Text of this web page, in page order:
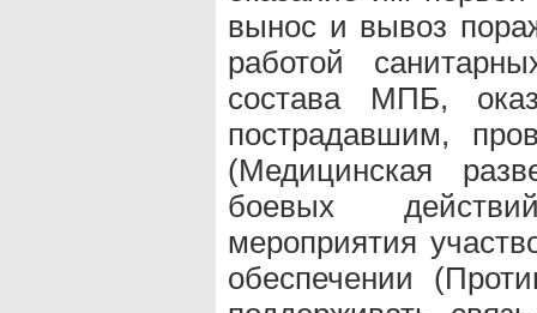
вынос и вывоз
работой
состава МПБ,
пострадавшим,
(Медицинская
боевых
мероприятия
обеспечении